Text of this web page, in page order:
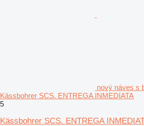
nový náves s
Kässbohrer SCS. ENTREGA INMEDIATA
5
Kässbohrer SCS. ENTREGA